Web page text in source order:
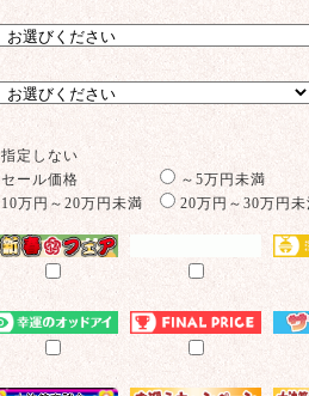
指定しない
セール価格
～5万円未満
10万円～20万円未満
20万円～30万円